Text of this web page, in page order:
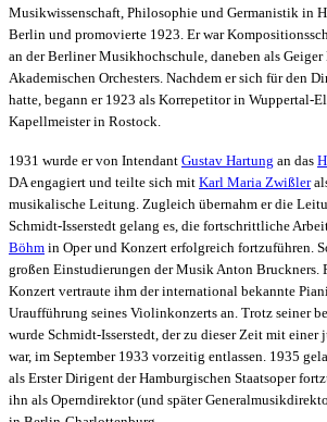
Musikwissenschaft, Philosophie und Germanistik in
Berlin und promovierte 1923. Er war
an der Berliner Musikhochschule, daneben als Geiger
Akademischen Orchesters. Nachdem er sich für den
hatte, begann er 1923 als Korrepetitor in Wuppertal-
Kapellmeister in Rostock.
1931 wurde er von Intendant Gustav Hartung an das
DA engagiert und teilte sich mit Karl Maria Zwißler
musikalische Leitung. Zugleich übernahm er die
Schmidt-Isserstedt gelang es, die fortschrittliche
Böhm in Oper und Konzert erfolgreich fortzuführen.
großen Einstudierungen der Musik Anton Bruckners.
Konzert vertraute ihm der international bekannte
Uraufführung seines Violinkonzerts an. Trotz seiner
wurde Schmidt-Isserstedt, der zu dieser Zeit mit einer
war, im September 1933 vorzeitig entlassen. 1935
als Erster Dirigent der Hamburgischen Staatsoper
ihn als Operndirektor (und später